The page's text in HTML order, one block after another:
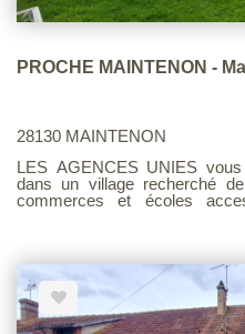
28130 MAINTENON
LES AGENCES UNIES vous présentent EN EXCLUSIVITE,
dans un village recherché
commerces et écoles
Garage intégré avec arrière-
appentis Le tout édifié sur un
plus 3460 m². A l'abri des regards
d'honoraire page 7 consultable